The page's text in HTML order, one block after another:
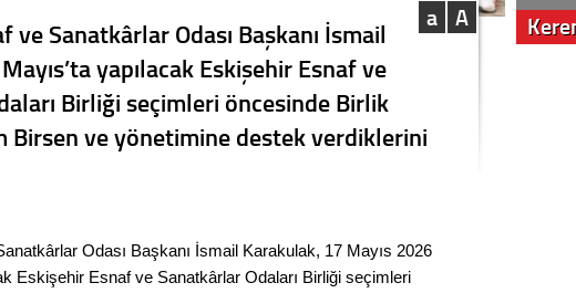
A
a
ve Sanatkârlar Odası Başkanı İsmail
yapılacak Eskişehir Esnaf ve
Birliği seçimleri öncesinde Birlik
Birsen ve yönetimine destek verdiklerini
Odası Başkanı İsmail Karakulak, 17 Mayıs 2026
Eskişehir Esnaf ve Sanatkârlar Odaları Birliği seçimleri